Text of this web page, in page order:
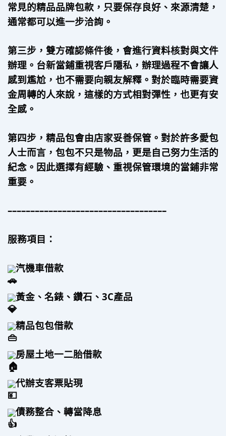
常見的精品品牌包款，只要保存良好、來源清楚，
通常都可以進一步洽詢。
第三步，雙方確認條件後，會進行資料核對與文件
辦理。台新當鋪重視客戶隱私，辦理過程不會讓人
感到尷尬，也不需要向親友解釋。對於臨時需要資
金周轉的人來說，這樣的方式相對彈性，也更有安
全感。
第四步，精品包會由店家妥善保管。對於許多愛包
人士而言，包包不只是物品，更是自己努力生活的
紀念。因此選擇有經驗、重視保管環境的當鋪非常
重要。
–––––––––––––––––––––––––––––––––––
服務項目：
汽機車借款
黃金、名錶、鑽石、3C產品
精品包包借款
房屋土地一二胎借款
代辦支客票貼現
債務整合、轉當降息